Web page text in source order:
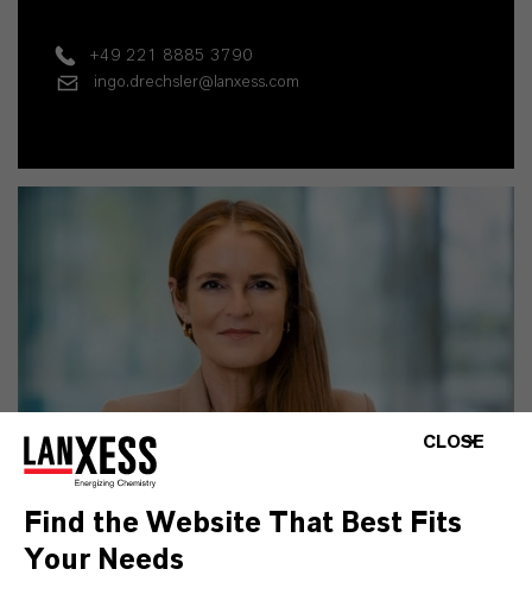
+49 221 8885 3790
ingo.drechsler@lanxess.com
Kontakt
CLOSE
Find the Website That Best Fits
Your Needs